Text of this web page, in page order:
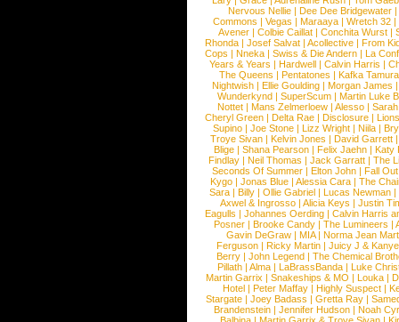
Nervous Nellie | Dee Dee Bridgewater |
Commons |Vegas |Maraaya |Wretch 32 |
Avener | Colbie Caillat | Conchita Wurst |
Rhonda | Josef Salvat | Acollective | From
Cops | Nneka | Swiss & Die Andern | La
Years & Years |Hardwell |Calvin Harris |
The Queens | Pentatones | Kafka Tamura
Nightwish |Ellie Goulding |Morgan James
Wunderkynd | SuperScum | Martin Luke
Nottet |Mans Zelmerloew |Alesso |
Cheryl Green |Delta Rae |Disclosure |
Supino |Joe Stone |Lizz Wright |Niila |
Troye Sivan | Kelvin Jones | David Garrett
Blige | Shana Pearson | Felix Jaehn | Katy
Findlay |Neil Thomas |Jack Garratt |The
Seconds Of Summer |Elton John |Fall
Kygo |Jonas Blue |Alessia Cara |The
Sara |Billy |Ollie Gabriel |Lucas Newman |
Axwel & Ingrosso | Alicia Keys | Justin
Eagulls |Johannes Oerding |Calvin Harris
Posner |Brooke Candy |The Lumineers |
Gavin DeGraw | MIA| Norma Jean
Ferguson | Ricky Martin | Juicy J &
Berry | John Legend | The Chemical
Pillath |Alma |LaBrassBanda |Luke
Martin Garrix | Snakeships & MO | Louka |
Hotel | Peter Maffay | Highly Suspect |
Stargate |Joey Badass |Gretta Ray |
Brandenstein |Jennifer Hudson |Noah